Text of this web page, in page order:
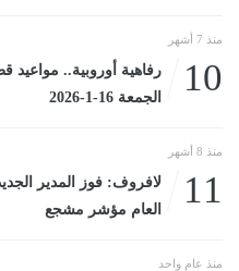
منذ 7 أشهر
10
رفاهية أوروبية.. مواعيد
الجمعة 16-1-2026
منذ 8 أشهر
11
لافروف: فوز المدير
العام مؤشر مشجع
منذ عام واحد